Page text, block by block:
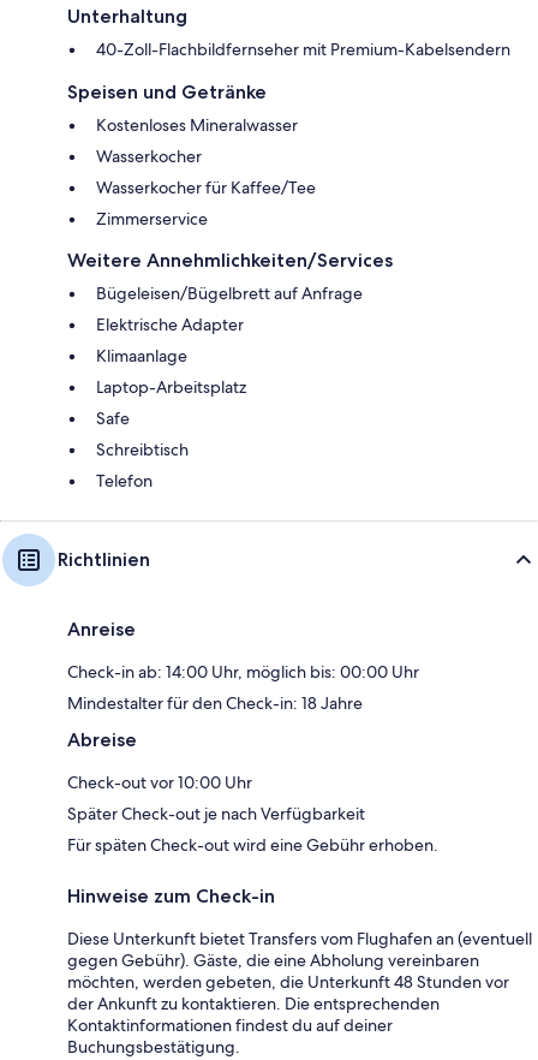
Unterhaltung
40-Zoll-Flachbildfernseher mit Premium-Kabelsendern
Speisen und Getränke
Kostenloses Mineralwasser
Wasserkocher
Wasserkocher für Kaffee/Tee
Zimmerservice
Weitere Annehmlichkeiten/Services
Bügeleisen/Bügelbrett auf Anfrage
Elektrische Adapter
Klimaanlage
Laptop-Arbeitsplatz
Safe
Schreibtisch
Telefon
Richtlinien
Anreise
Check-in ab: 14:00 Uhr, möglich bis: 00:00 Uhr
Mindestalter für den Check-in: 18 Jahre
Abreise
Check-out vor 10:00 Uhr
Später Check-out je nach Verfügbarkeit
Für späten Check-out wird eine Gebühr erhoben.
Hinweise zum Check-in
Diese Unterkunft bietet Transfers vom Flughafen an (eventuell
gegen Gebühr). Gäste, die eine Abholung vereinbaren
möchten, werden gebeten, die Unterkunft 48 Stunden vor
der Ankunft zu kontaktieren. Die entsprechenden
Kontaktinformationen findest du auf deiner
Buchungsbestätigung.